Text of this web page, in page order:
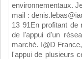
environnementaux.
mail :
13 91En profitant de
de l'appui d'un
marché. I@D
l'appui de plusieurs